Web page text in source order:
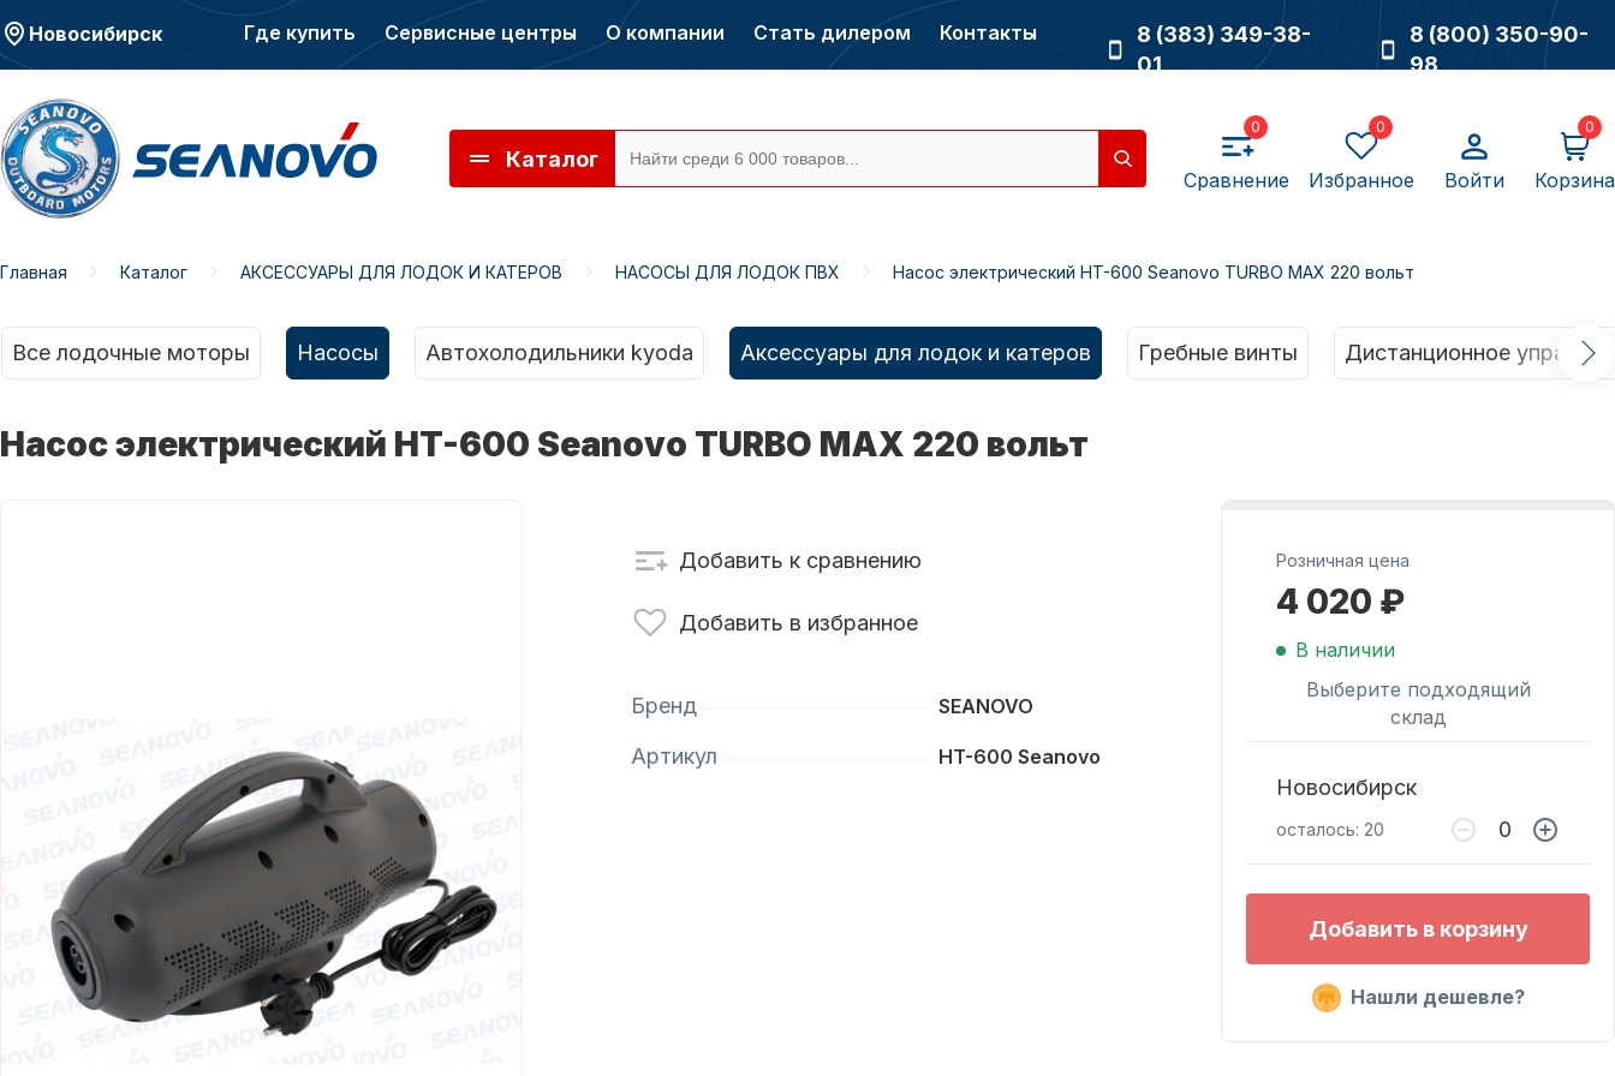
Новосибирск Где купить Сервисные центры О компании Стать дилером Контакты
8 (383) 349-38-
01
8 (800) 350-90-
98
Каталог
0
Сравнение
0
Избранное Войти
0
Корзина
Запчасти для ПЛМ
Масла для лодочных
моторов
Автохолодильник
KYODA
Дистанционное
управление
для лодочных
моторов
Главная Каталог АКСЕССУАРЫ ДЛЯ ЛОДОК И КАТЕРОВ НАСОСЫ ДЛЯ ЛОДОК ПВХ Насос электрический HT-600 Seanovo TURBO MAX 220 вольт
Все лодочные моторы Насосы Автохолодильники kyoda Аксессуары для лодок и катеров Гребные винты Дистанционное
Насос электрический HT-600 Seanovo TURBO MAX 220 вольт
Добавить к сравнению
Добавить в избранное
Бренд SEANOVO
Артикул HT-600 Seanovo
Розничная цена
4 020 ₽
В наличии
Выберите подходящий
склад
Новосибирск
осталось: 20
Добавить в корзину
Нашли дешевле?